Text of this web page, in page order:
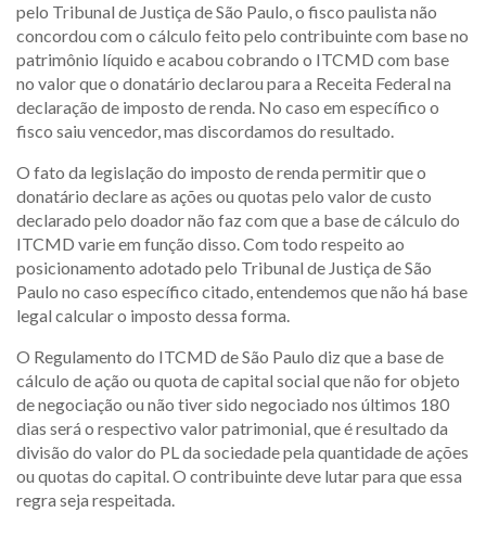
pelo Tribunal de Justiça de São Paulo, o fisco paulista não
concordou com o cálculo feito pelo contribuinte com base no
patrimônio líquido e acabou cobrando o ITCMD com base
no valor que o donatário declarou para a Receita Federal na
declaração de imposto de renda. No caso em específico o
fisco saiu vencedor, mas discordamos do resultado.
O fato da legislação do imposto de renda permitir que o
donatário declare as ações ou quotas pelo valor de custo
declarado pelo doador não faz com que a base de cálculo do
ITCMD varie em função disso. Com todo respeito ao
posicionamento adotado pelo Tribunal de Justiça de São
Paulo no caso específico citado, entendemos que não há base
legal calcular o imposto dessa forma.
O Regulamento do ITCMD de São Paulo diz que a base de
cálculo de ação ou quota de capital social que não for objeto
de negociação ou não tiver sido negociado nos últimos 180
dias será o respectivo valor patrimonial, que é resultado da
divisão do valor do PL da sociedade pela quantidade de ações
ou quotas do capital. O contribuinte deve lutar para que essa
regra seja respeitada.